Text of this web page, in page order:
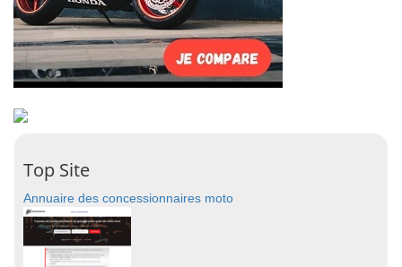
Top Site
Annuaire des concessionnaires moto